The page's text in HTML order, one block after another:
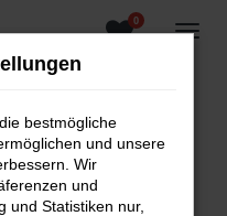
0
bestmögliche
und unsere
Wir
und
und Statistiken nur,